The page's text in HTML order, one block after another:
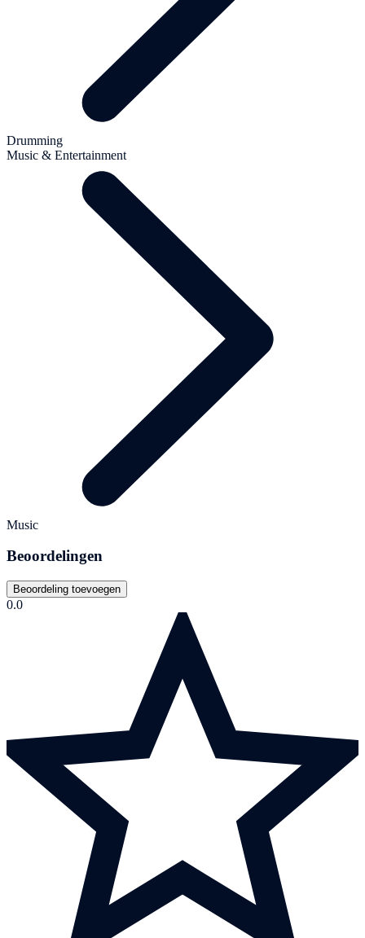
Drumming
Music & Entertainment
Music
Beoordelingen
Beoordeling toevoegen
0.0